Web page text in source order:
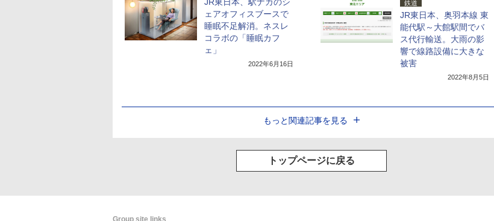
JR東日本、駅ナカのシ
ェアオフィスブースで
睡眠不足解消。ネスレ
コラボの「睡眠カフ
ェ」
2022年6月16日
鉄道
JR東日本、奥羽本線 東
能代駅～大館駅間でバ
ス代行輸送。大雨の影
響で線路設備に大きな
被害
2022年8月5日
もっと関連記事を見る
トップページに戻る